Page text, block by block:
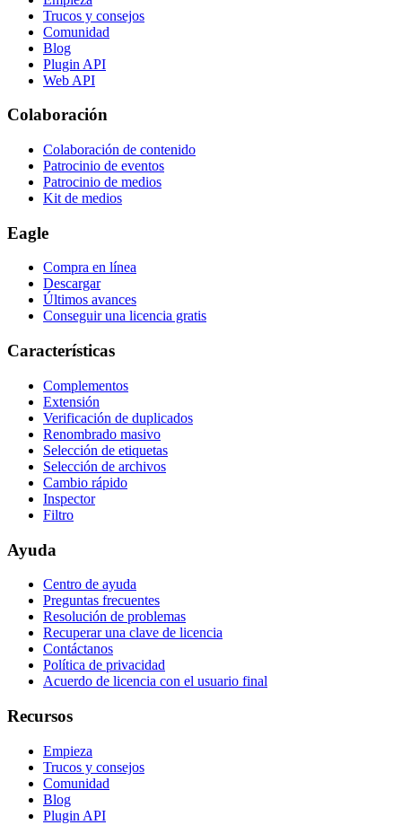
Trucos y consejos
Comunidad
Blog
Plugin API
Web API
Colaboración
Colaboración de contenido
Patrocinio de eventos
Patrocinio de medios
Kit de medios
Eagle
Compra en línea
Descargar
Últimos avances
Conseguir una licencia gratis
Características
Complementos
Extensión
Verificación de duplicados
Renombrado masivo
Selección de etiquetas
Selección de archivos
Cambio rápido
Inspector
Filtro
Ayuda
Centro de ayuda
Preguntas frecuentes
Resolución de problemas
Recuperar una clave de licencia
Contáctanos
Política de privacidad
Acuerdo de licencia con el usuario final
Recursos
Empieza
Trucos y consejos
Comunidad
Blog
Plugin API